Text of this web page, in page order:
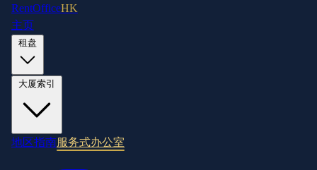
RentOfficeHK
主页
地区指南服务式办公室